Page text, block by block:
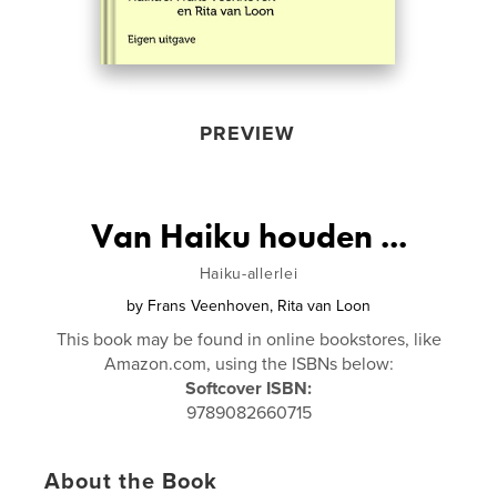
PREVIEW
Van Haiku houden ...
Haiku-allerlei
by Frans Veenhoven, Rita van Loon
This book may be found in online bookstores, like
Amazon.com, using the ISBNs below:
Softcover ISBN:
9789082660715
About the Book